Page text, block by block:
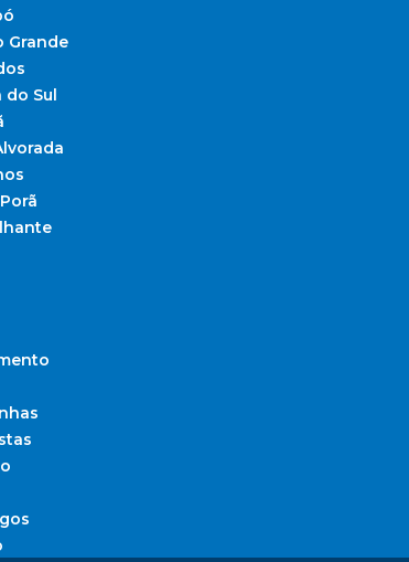
Grande
do Sul